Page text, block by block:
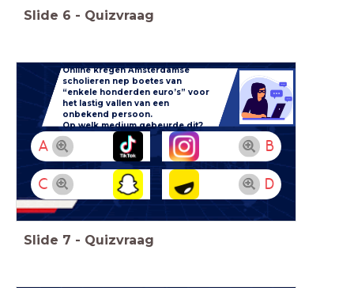
Slide 6 - Quizvraag
Online kregen Amsterdamse
scholieren nep boetes van
“enkele honderden euro’s” voor
het lastig vallen van een
onbekend persoon.
Op welk medium gebeurde dit?
A B
C D
Slide 7 - Quizvraag